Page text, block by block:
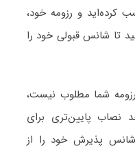
کرده‌اید و رزومه خود،
تا شانس قبولی خود را
رزومه شما مطلوب نیست،
نصاب پایین‌تری برای
شانس پذیرش خود را از